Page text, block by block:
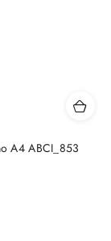
A4 ABCI_853